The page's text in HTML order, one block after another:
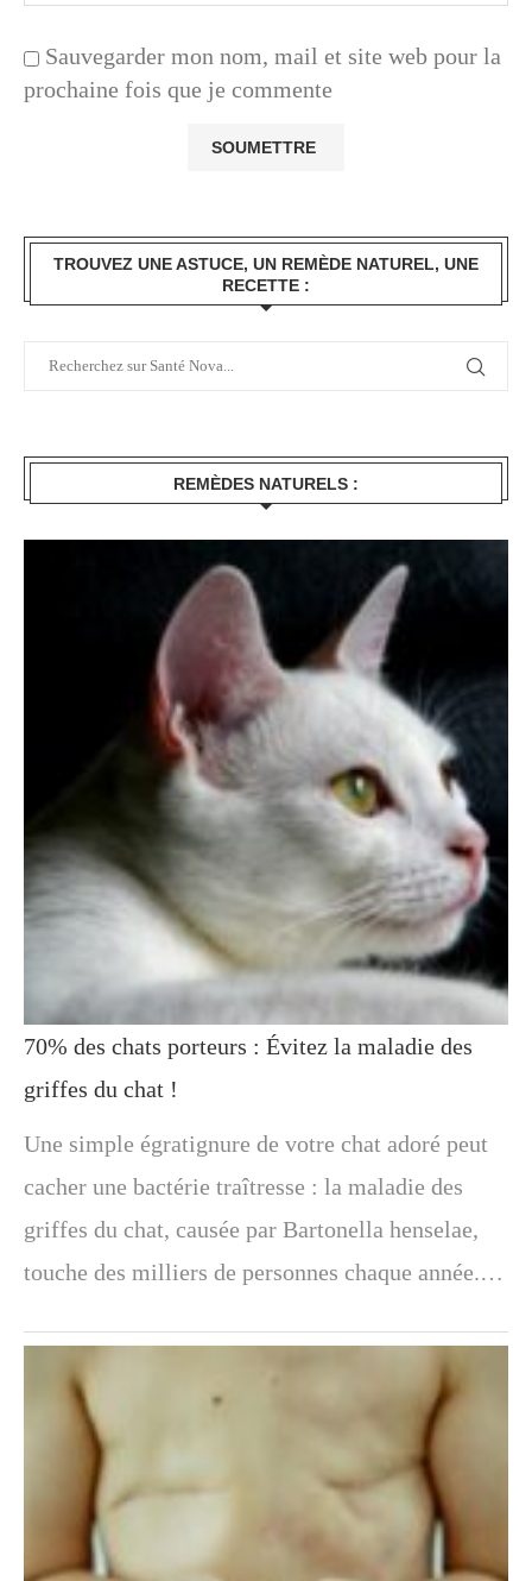
Sauvegarder mon nom, mail et site web pour la
prochaine fois que je commente
TROUVEZ UNE ASTUCE, UN REMÈDE NATUREL, UNE
RECETTE :
REMÈDES NATURELS :
70% des chats porteurs : Évitez la maladie des
griffes du chat !
Une simple égratignure de votre chat adoré peut
cacher une bactérie traîtresse : la maladie des
griffes du chat, causée par Bartonella henselae,
touche des milliers de personnes chaque année.…